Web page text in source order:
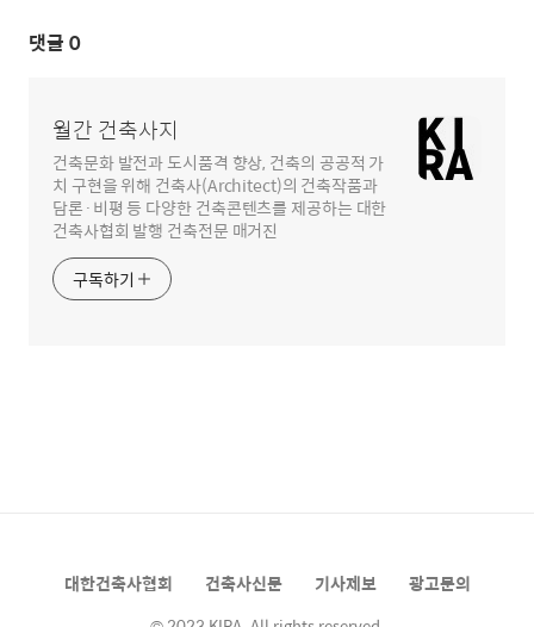
댓글 0
월간 건축사지
건축문화 발전과 도시품격 향상, 건축의 공공적 가
치 구현을 위해 건축사(Architect)의 건축작품과
담론·비평 등 다양한 건축콘텐츠를 제공하는 대한
건축사협회 발행 건축전문 매거진
구독하기
대한건축사협회 건축사신문 기사제보 광고문의